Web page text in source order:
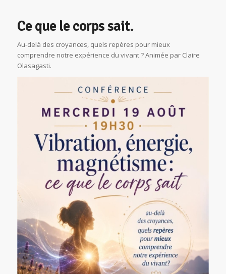
Ce que le corps sait.
Au-delà des croyances, quels repères pour mieux
comprendre notre expérience du vivant ? Animée par Claire
Olasagasti.